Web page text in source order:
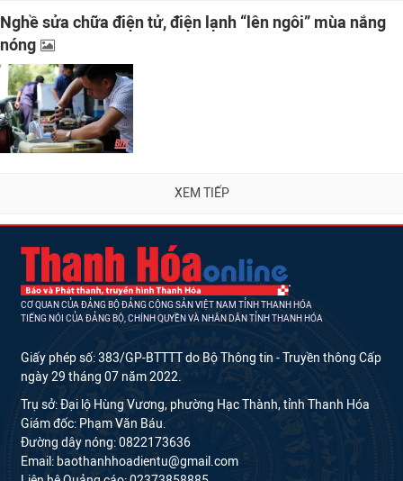
Nghề sửa chữa điện tử, điện lạnh “lên ngôi” mùa nắng
nóng
XEM TIẾP
CƠ QUAN CỦA ĐẢNG BỘ ĐẢNG CỘNG SẢN VIỆT NAM TỈNH THANH HÓA
TIẾNG NÓI CỦA ĐẢNG BỘ, CHÍNH QUYỀN VÀ NHÂN DÂN TỈNH THANH HÓA
Giấy phép số: 383/GP-BTTTT do Bộ Thông tin - Truyền thông Cấp
ngày 29 tháng 07 năm 2022.
Trụ sở: Đại lộ Hùng Vương, phường Hạc Thành, tỉnh Thanh Hóa
Giám đốc: Phạm Văn Báu.
Đường dây nóng: 0822173636
Email: baothanhhoadientu@gmail.com